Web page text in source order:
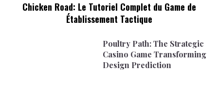
Chicken Road: Le Tutoriel Complet du Game de
Établissement Tactique
Poultry Path: The Strategic
Casino Game Transforming
Design Prediction